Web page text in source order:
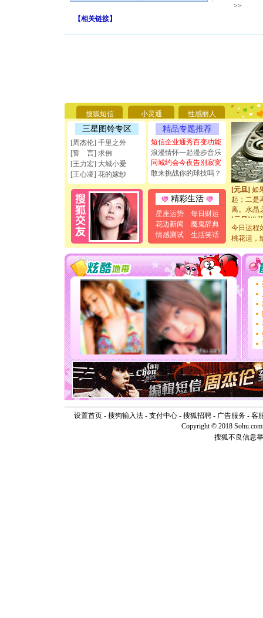
>>
【相关链接】
搜狐短信 小灵通 性感丽人
三星图铃专区
[周杰伦] 千里之外
[誓 言] 求佛
[王力宏] 大城小爱
[王心凌] 花的嫁纱
精品专题推荐
短信企业通秀百变功能
浪漫情怀一起漫步音乐
同城约会今夜告别寂寞
敢来挑战你的球技吗？
精彩生活
星座运势
每日财运
花边新闻
魔鬼辞典
情感测试
生活笑话
[圣诞节]
能正大
天都要快
[圣诞节]
如意,快
[元旦]看
断电。爱
你是我专
[元旦]如
起；二是
离。水晶
[元旦]当
卖了。水
[春节]风
道一声平
[春节]传
片叶子
送你一
[圣诞节]
你太多
要平安
[圣诞节]
能正大
天都要快
[圣诞节]
如意,快
[元旦]看
断电。爱
你是我专
[元旦]
如
起；二是
离。水晶
[元旦]当
今日运程
桃花运，
设置首页- 搜狗输入法- 支付中心- 搜狐招聘- 广告服务- 客
Copyright © 2018
搜狐不良信息